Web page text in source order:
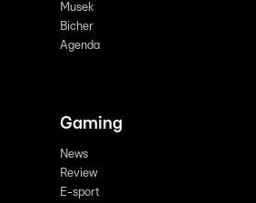
Musek
Bicher
Agenda
Gaming
News
Review
E-sport